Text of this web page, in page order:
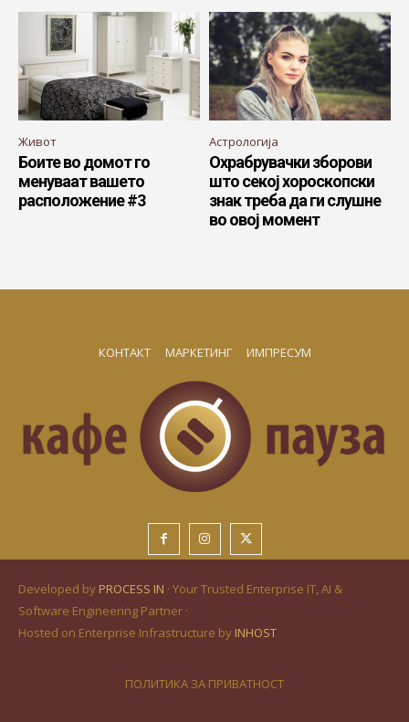
Живот
Боите во домот го
менуваат вашето
расположение #3
Астрологија
Охрабрувачки зборови
што секој хороскопски
знак треба да ги слушне
во овој момент
КОНТАКТ МАРКЕТИНГ ИМПРЕСУМ
Developed by PROCESS IN · Your Trusted Enterprise IT, AI &
Software Engineering Partner ·
Hosted on Enterprise Infrastructure by INHOST
ПОЛИТИКА ЗА ПРИВАТНОСТ